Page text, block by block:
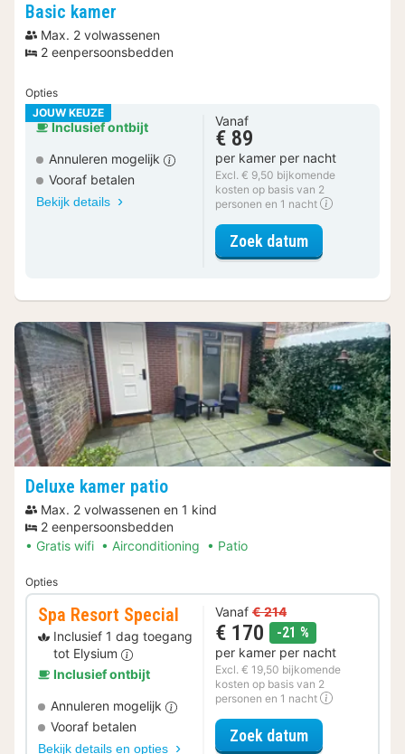
Basic kamer
Max. 2 volwassenen
2 eenpersoonsbedden
Opties
JOUW KEUZE
Inclusief ontbijt
Annuleren mogelijk
Vooraf betalen
Bekijk details
Vanaf
€ 89
per kamer per nacht
Excl. € 9,50 bijkomende
kosten op basis van 2
personen en 1 nacht
Zoek datumvoor Basic
Deluxe kamer patio
Max. 2 volwassenen en 1 kind
2 eenpersoonsbedden
Gratis wifi
Airconditioning Patio
Opties
Spa Resort Special
Inclusief 1 dag toegang
tot Elysium
Inclusief ontbijt
Annuleren mogelijk
Vooraf betalen
Bekijk details en opties
Vanaf € 214
€ 170 -21 %
per kamer per nacht
Excl. € 19,50 bijkomende
kosten op basis van 2
personen en 1 nacht
Zoek datumvoor Spa